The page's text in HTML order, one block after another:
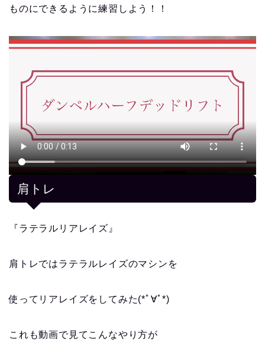
ものにできるように練習しよう！！
肩トレ
『ラテラルリアレイズ』
肩トレではラテラルレイズのマシンを
使ってリアレイズをしてみた(*ﾟ∀ﾟ*)
これも動画で見てこんなやり方が